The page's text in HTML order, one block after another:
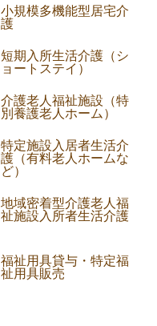
小規模多機能型居宅介
護
短期入所生活介護（シ
ョートステイ）
介護老人福祉施設（特
別養護老人ホーム）
特定施設入居者生活介
護（有料老人ホームな
ど）
地域密着型介護老人福
祉施設入所者生活介護
福祉用具貸与・特定福
祉用具販売